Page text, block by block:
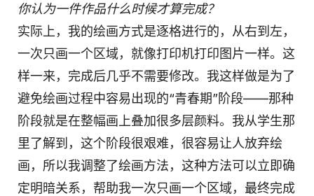
你认为一件作品什么时候才算完成？
实际上，我的绘画方式是逐格进行的，从右到左，
一次只画一个区域，就像打印机打印图片一样。这
样一来，完成后几乎不需要修改。我这样做是为了
避免绘画过程中容易出现的“青春期”阶段——那种
阶段就是在整幅画上叠加很多层颜料。我从学生那
里了解到，这个阶段很艰难，很容易让人放弃绘
画，所以我调整了绘画方法，这种方法可以立即确
定明暗关系，帮助我一次只画一个区域，最终完成